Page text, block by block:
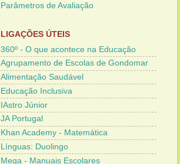
Parâmetros de Avaliação
LIGAÇÕES ÚTEIS
360º - O que acontece na Educação
Agrupamento de Escolas de Gondomar
Alimentação Saudável
Educação Inclusiva
IAstro Júnior
JA Portugal
Khan Academy - Matemática
Línguas: Duolingo
Mega - Manuais Escolares